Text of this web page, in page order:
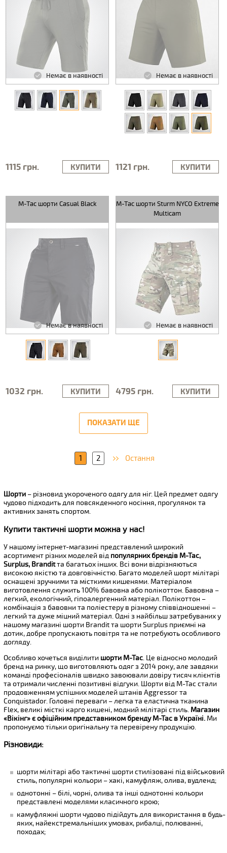
Немає в наявності
1115 грн. КУПИТИ
Немає в наявності
1121 грн. КУПИТИ
M-Tac шорти Casual Black
Немає в наявності
1032 грн. КУПИТИ
M-Tac шорти Sturm NYCO Extreme
Multicam
Немає в наявності
4795 грн. КУПИТИ
ПОКАЗАТИ ЩЕ
1 2 Остання
Шорти – різновид укороченого одягу для ніг. Цей предмет одягу
чудово підходить для повсякденного носіння, прогулянок та
активних занять спортом.
Купити тактичні шорти можна у нас!
У нашому інтернет-магазині представлений широкий
асортимент різних моделей від популярних брендів М-Тас,
Surplus, Branditта багатьох інших. Всі вони відрізняються
високою якістю та довговічністю. Багато моделей шорт мілітарі
оснащені зручними та місткими кишенями. Матеріалом
виготовлення служить 100% бавовна або полікоттон. Бавовна –
легкий, екологічний, гіпоалергенний матеріал. Полікоттон –
комбінація з бавовни та поліестеру в різному співвідношенні –
легкий та дуже міцний матеріал. Одні з найбільш затребуваних у
нашому магазині шорти Brandit та шорти Surplus приємні на
дотик, добре пропускають повітря та не потребують особливого
догляду.
Особливо хочеться виділити шорти М-Тас. Це відносно молодий
бренд на ринку, що виготовляють одяг з 2014 року, але завдяки
команді професіоналів швидко завоювали довіру тисяч клієнтів
та отримали численні позитивні відгуки. Шорти від M-Tac стали
продовженням успішних моделей штанів Aggressor та
Conquistador. Головні переваги – легка та еластична тканина
Flex, великі місткі карго кишені, модний мілітарі стиль. Магазин
«Вікінг» є офіційним представником бренду M-Tac в Україні. Ми
пропонуємо тільки оригінальну та перевірену продукцію.
Різновиди:
шорти мілітарі або тактичні шорти стилізовані під військовий
стиль, популярні кольори – хакі, камуфляж, олива, вудленд;
однотонні – білі, чорні, олива та інші однотонні кольори
представлені моделями класичного крою;
камуфляжні шорти чудово підійдуть для використання в будь-
яких, найекстремальніших умовах, рибалці, полюванні,
походах;